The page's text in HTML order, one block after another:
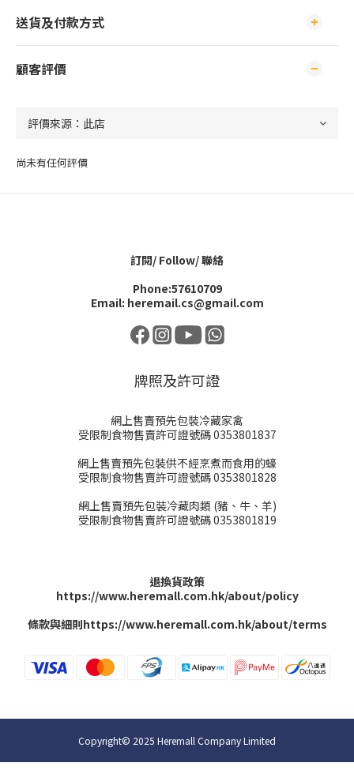
送貨及付款方式
顧客評價
尚未有任何評價
訂閱/ Follow/ 聯絡
Phone:57610709
Email: heremail.cs@gmail.com
牌照及許可證
網上售賣預先包裝冷藏家禽
受限制食物售賣許可證號碼 0353801837
網上售賣預先包裝供不經烹煮而食用的蠔
受限制食物售賣許可證號碼 0353801828
網上售賣預先包裝冷藏肉類 (豬、牛、羊)
受限制食物售賣許可證號碼 0353801819
退換貨政策
https://www.heremall.com.hk/about/policy
條款與細則https://www.heremall.com.hk/about/terms
Copyright© 2025 Heremall Company Limited